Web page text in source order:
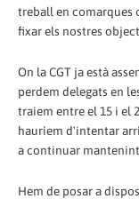
treball en comarques
fixar els nostres
On la CGT ja està
perdem delegats en
traiem entre el 15 i el
hauríem d'intentar
a continuar
Hem de posar a